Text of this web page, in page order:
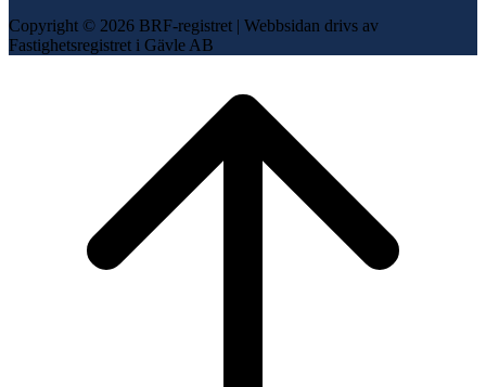
Copyright © 2026 BRF-registret
Webbsidan drivs av
Fastighetsregistret i Gävle AB